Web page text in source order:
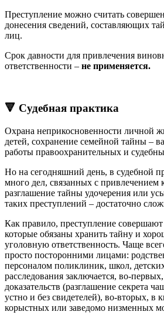
Преступление можно считать
донесения сведений, составляющих
лиц.
Срок давности для привлечения
ответственности – не применяется.
🔻 Судебная практика
Охрана неприкосновенности личной
детей, сохранение семейной тайны –
работы правоохранительных и
Но на сегодняшний день, в судебной
много дел, связанных с привлечением
разглашение тайны удочерения или
таких преступлений – достаточно
Как правило, преступление
которые обязаны хранить тайну и
уголовную ответственность. Чаще
просто посторонними лицами:
персоналом поликлиник, школ,
расследования заключается, во-
доказательств (разглашение секрета
устно и без свидетелей), во-вторых, в
корыстных или заведомо низменных